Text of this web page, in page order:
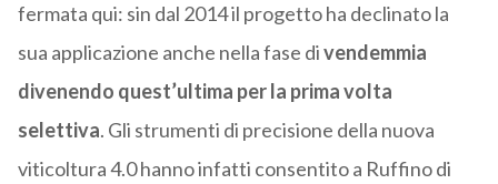
fermata qui: sin dal 2014 il progetto ha declinato la
sua applicazione anche nella fase divendemmia
divenendo quest’ultima per la prima volta
selettiva. Gli strumenti di precisione della nuova
viticoltura 4.0 hanno infatti consentito a Ruffino di